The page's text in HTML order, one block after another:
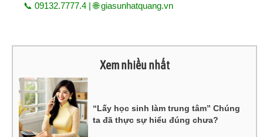
📞 09132.7777.4 | 🌐giasunhatquang.vn
Xem nhiều nhất
“Lấy học sinh làm trung tâm” Chúng
ta đã thực sự hiểu đúng chưa?